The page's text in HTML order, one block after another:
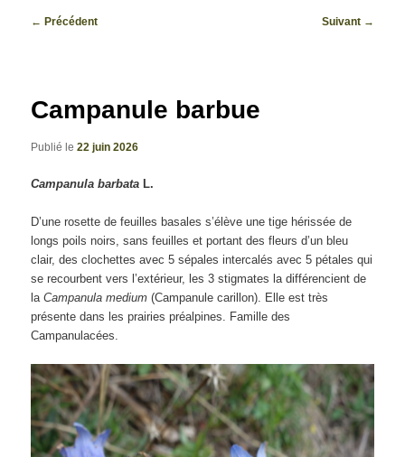
Navigation
← Précédent Suivant →
Campanule barbue
Publié le22 juin 2026
Campanula barbata L.
D’une rosette de feuilles basales s’élève une tige hérissée de
longs poils noirs, sans feuilles et portant des fleurs d’un bleu
clair, des clochettes avec 5 sépales intercalés avec 5 pétales qui
se recourbent vers l’extérieur, les 3 stigmates la différencient de
laCampanulamedium (Campanule carillon). Elle est très
présente dans les prairies préalpines. Famille des
Campanulacées.